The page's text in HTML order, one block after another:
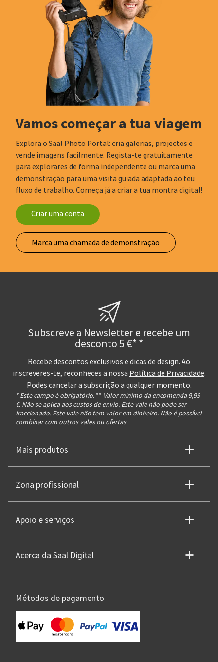
Vamos começar a tua viagem
Explora o Saal Photo Portal: cria galerias, projectos e
vende imagens facilmente. Regista-te gratuitamente
para explorares de forma independente ou marca uma
demonstração para uma visita guiada adaptada ao teu
fluxo de trabalho. Começa já a criar a tua montra digital!
Criar uma conta
Marca uma chamada de demonstração
Subscreve a Newsletter e recebe um
desconto 5 €* *
Recebe descontos exclusivos e dicas de design. Ao
inscreveres-te, reconheces a nossa Política de Privacidade.
Podes cancelar a subscrição a qualquer momento.
* Este campo é obrigatório. ** Valor mínimo da encomenda 9,99
€. Não se aplica aos custos de envio. Este vale não pode ser
fraccionado. Este vale não tem valor em dinheiro. Não é possível
combinar com outros vales ou ofertas.
Mais produtos
Zona profissional
Apoio e serviços
Acerca da Saal Digital
Métodos de pagamento